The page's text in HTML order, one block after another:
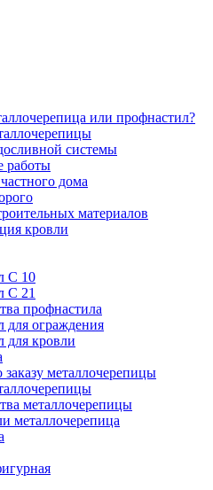
или профнастил?
системы
работы
дома
материалов
кровли
С 10
С 21
профнастила
для ограждения
для кровли
металлочерепицы
металлочерепицы
металлочерепица
Монтаж
Кровельные
Профнастил С
Монтаж